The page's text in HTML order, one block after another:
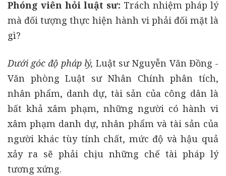
Phóng viên hỏi luật sư: Trách nhiệm pháp lý
mà đối tượng thực hiện hành vi phải đối mặt là
gì?
Dưới góc độ pháp lý, Luật sư Nguyễn Văn Đồng -
Văn phòng Luật sư Nhân Chính phân tích,
nhân phẩm, danh dự, tài sản của công dân là
bất khả xâm phạm, những người có hành vi
xâm phạm danh dự, nhân phẩm và tài sản của
người khác tùy tính chất, mức độ và hậu quả
xảy ra sẽ phải chịu những chế tài pháp lý
tương xứng.